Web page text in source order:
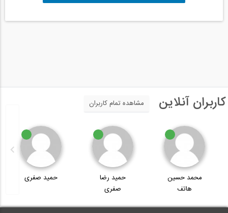
کاربران آنلاین مشاهده تمام کاربران
محمد حسین
هاتف
حمید رضا
صفری
حمید صفری